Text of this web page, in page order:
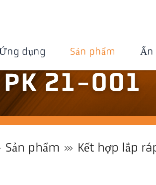
dụng Sản phẩm Ấn
21-001
Sản phẩm Kết hợp lắp